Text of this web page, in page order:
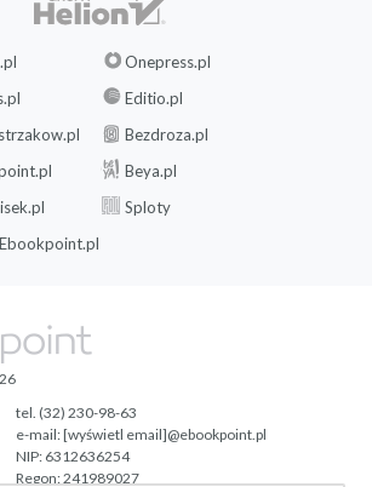
Onepress.pl
Editio.pl
Bezdroza.pl
Beya.pl
Sploty
tel. (32) 230-98-63
e-mail:[wyświetl email]@ebookpoint.pl
NIP: 6312636254
Regon: 241989027